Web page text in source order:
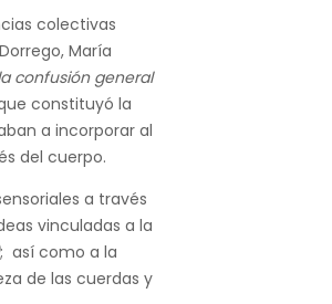
colectivas
María
confusión general
constituyó la
a incorporar al
del cuerpo.
a través
vinculadas a la
; así como a la
de las cuerdas y